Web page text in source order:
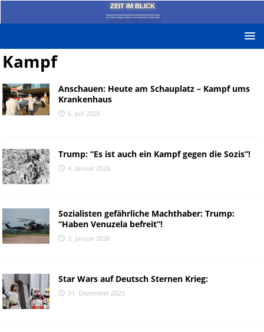
ZEIT IM BLICK
Das News-Blog mit dem kritischen Blick auf die Zeit!
Kampf
Anschauen: Heute am Schauplatz – Kampf ums
Krankenhaus
6. Juli 2026
Trump: “Es ist auch ein Kampf gegen die Sozis”!
4. Januar 2026
Sozialisten gefährliche Machthaber: Trump:
“Haben Venuzela befreit”!
3. Januar 2026
Star Wars auf Deutsch Sternen Krieg:
31. Dezember 2025